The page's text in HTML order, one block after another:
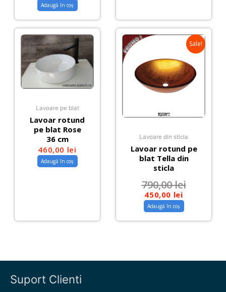
Adaugă în coș
Lavoare pe blat
Lavoar rotund
pe blat Rose
36 cm
460,00 lei
Adaugă în coș
Sale!
Lavoare din sticla
Lavoar rotund pe
blat Tella din
sticla
790,00lei
450,00 lei
Adaugă în coș
Suport Clienti